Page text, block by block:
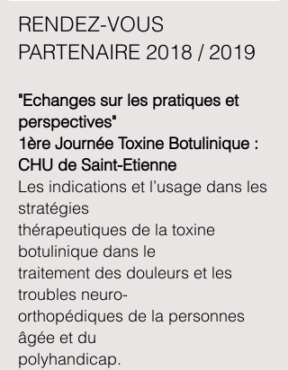
RENDEZ-VOUS
PARTENAIRE 2018 / 2019
"Echanges sur les pratiques et
perspectives"
1ère Journée Toxine Botulinique :
CHU de Saint-Etienne
Les indications et l’usage dans les
stratégies
thérapeutiques de la toxine
botulinique dans le
traitement des douleurs et les
troubles neuro-
orthopédiques de la personnes
âgée et du
polyhandicap.